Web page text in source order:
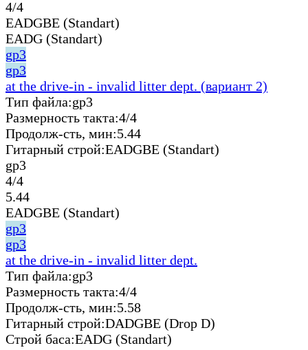
4/4
EADGBE (Standart)
EADG (Standart)
gp3
gp3
at the drive-in - invalid litter dept. (вариант 2)
Тип файла:gp3
Размерность такта:4/4
Продолж-сть, мин:5.44
Гитарный строй:EADGBE (Standart)
gp3
4/4
5.44
EADGBE (Standart)
gp3
gp3
at the drive-in - invalid litter dept.
Тип файла:gp3
Размерность такта:4/4
Продолж-сть, мин:5.58
Гитарный строй:DADGBE (Drop D)
Строй баса:EADG (Standart)